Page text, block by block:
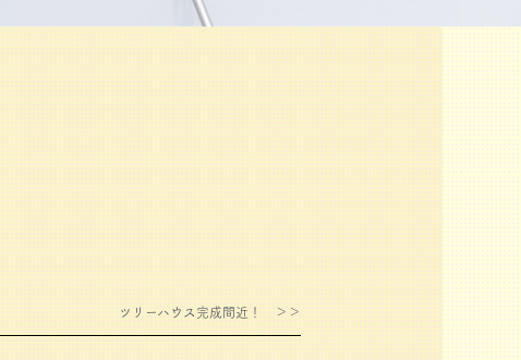
ツリーハウス完成間近！ ＞＞